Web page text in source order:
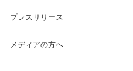
プレスリリース
メディアの方へ